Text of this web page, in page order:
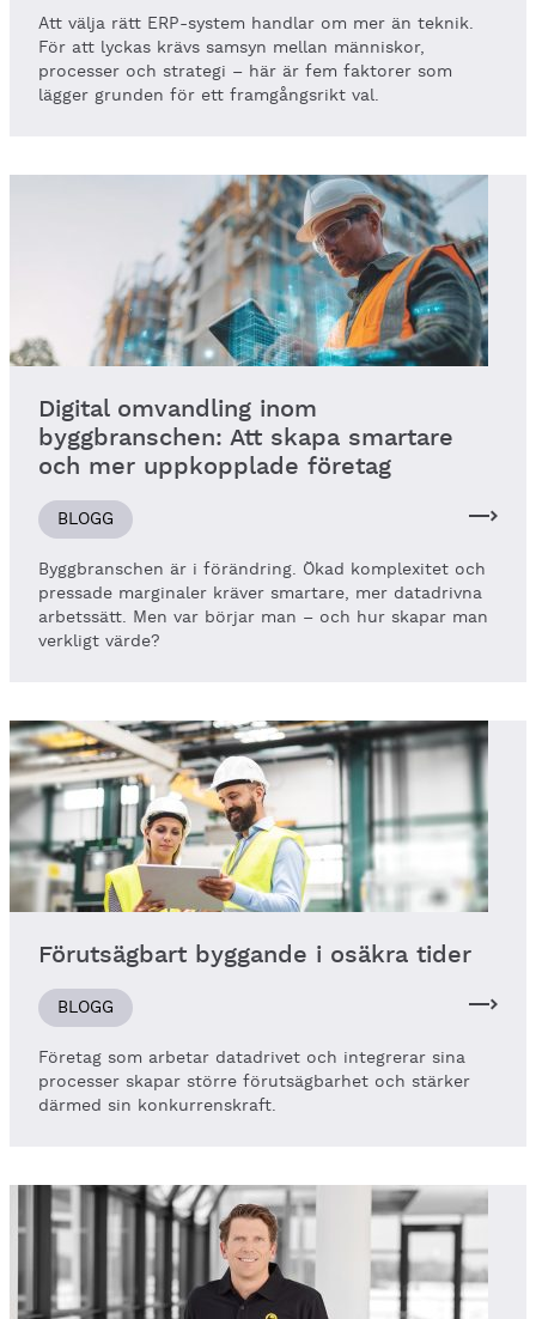
Att välja rätt ERP-system handlar om mer än teknik.
För att lyckas krävs samsyn mellan människor,
processer och strategi – här är fem faktorer som
lägger grunden för ett framgångsrikt val.
Digital omvandling inom
byggbranschen: Att skapa smartare
och mer uppkopplade företag
BLOGG
Byggbranschen är i förändring. Ökad komplexitet och
pressade marginaler kräver smartare, mer data­drivna
arbetssätt. Men var börjar man – och hur skapar man
verkligt värde?
Förutsägbart byggande i osäkra tider
BLOGG
Företag som arbetar datadrivet och integrerar sina
processer skapar större förutsägbarhet och stärker
därmed sin konkurrenskraft.